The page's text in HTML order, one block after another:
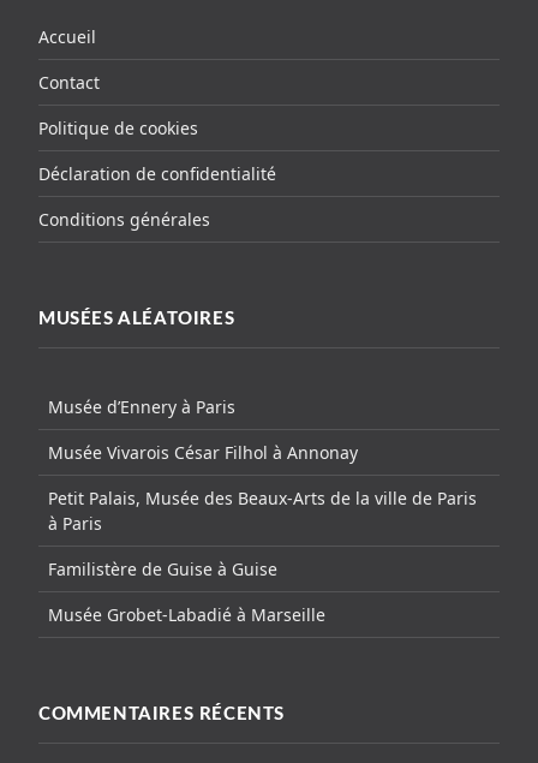
Accueil
Contact
Politique de cookies
Déclaration de confidentialité
Conditions générales
MUSÉES ALÉATOIRES
Musée d’Ennery à Paris
Musée Vivarois César Filhol à Annonay
Petit Palais, Musée des Beaux-Arts de la ville de Paris
à Paris
Familistère de Guise à Guise
Musée Grobet-Labadié à Marseille
COMMENTAIRES RÉCENTS